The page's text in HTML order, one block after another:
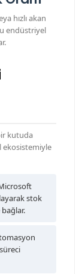
hızlı akan
endüstriyel
kutuda
ekosistemiyle
stok